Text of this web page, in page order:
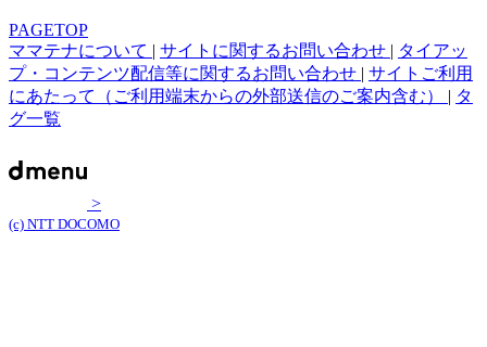
PAGETOP
ママテナについて | サイトに関するお問い合わせ | タイアッ
プ・コンテンツ配信等に関するお問い合わせ | サイトご利用
にあたって（ご利用端末からの外部送信のご案内含む） | タ
グ一覧
>
(c) NTT DOCOMO